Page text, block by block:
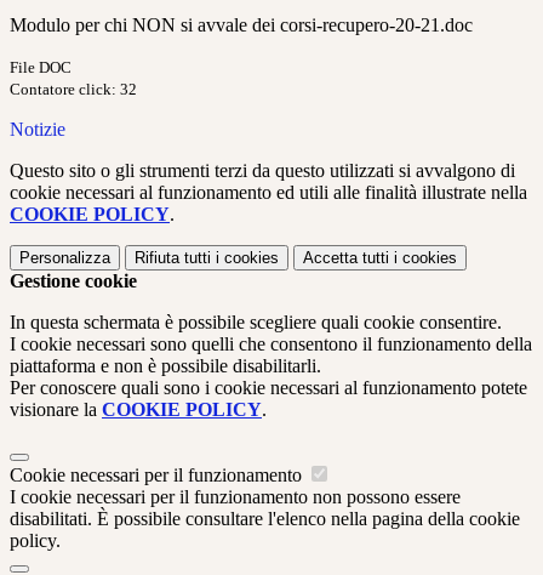
Modulo per chi NON si avvale dei corsi-recupero-20-21.doc
File DOC
Contatore click: 32
Notizie
Questo sito o gli strumenti terzi da questo utilizzati si avvalgono di
cookie necessari al funzionamento ed utili alle finalità illustrate nella
COOKIE POLICY.
Personalizza Rifiuta tutti i cookies Accetta tutti i cookies
Gestione cookie
In questa schermata è possibile scegliere quali cookie consentire.
I cookie necessari sono quelli che consentono il funzionamento della
piattaforma e non è possibile disabilitarli.
Per conoscere quali sono i cookie necessari al funzionamento potete
visionare la COOKIE POLICY.
Cookie necessari per il funzionamento
I cookie necessari per il funzionamento non possono essere
disabilitati. È possibile consultare l'elenco nella pagina della cookie
policy.